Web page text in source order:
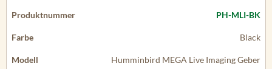
PH-MLI-BK
Black
Humminbird MEGA Live Imaging Geber